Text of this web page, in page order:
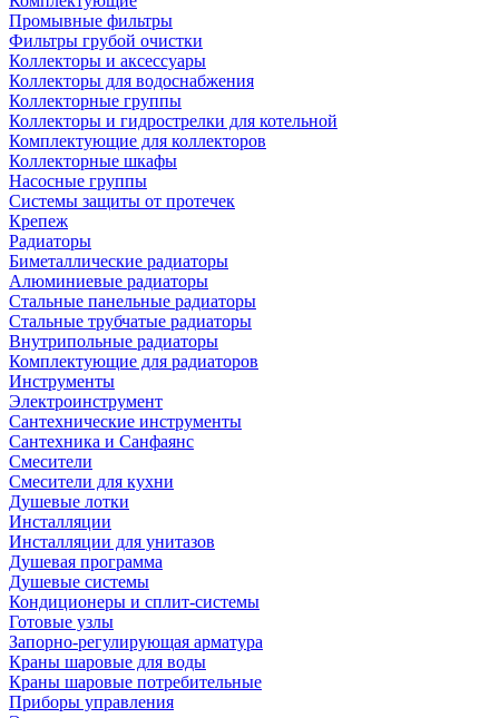
Промывные фильтры
Фильтры грубой очистки
Коллекторы и аксессуары
Коллекторы для водоснабжения
Коллекторные группы
Коллекторы и гидрострелки для котельной
Комплектующие для коллекторов
Коллекторные шкафы
Насосные группы
Системы защиты от протечек
Крепеж
Радиаторы
Биметаллические радиаторы
Алюминиевые радиаторы
Стальные панельные радиаторы
Стальные трубчатые радиаторы
Внутрипольные радиаторы
Комплектующие для радиаторов
Инструменты
Электроинструмент
Сантехнические инструменты
Сантехника и Санфаянс
Смесители
Смесители для кухни
Душевые лотки
Инсталляции
Инсталляции для унитазов
Душевая программа
Душевые системы
Кондиционеры и сплит-системы
Готовые узлы
Запорно-регулирующая арматура
Краны шаровые для воды
Краны шаровые потребительные
Приборы управления